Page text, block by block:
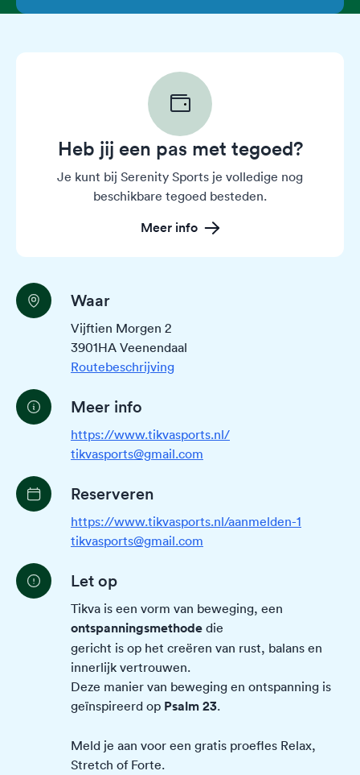
Heb jij een pas met tegoed?
Je kunt bij Serenity Sports je volledige nog
beschikbare tegoed besteden.
Meer info
Waar
Vijftien Morgen 2
3901HA Veenendaal
Routebeschrijving
Meer info
https://www.tikvasports.nl/
tikvasports@gmail.com
Reserveren
https://www.tikvasports.nl/aanmelden-1
tikvasports@gmail.com
Let op
Tikva is een vorm van beweging, een
ontspanningsmethode die
gericht is op het creëren van rust, balans en
innerlijk vertrouwen.
Deze manier van beweging en ontspanning is
geïnspireerd op Psalm 23.
​Meld je aan voor een gratis proefles Relax,
Stretch of Forte.